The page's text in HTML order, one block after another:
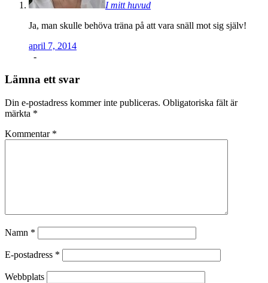
I mitt huvud
Ja, man skulle behöva träna på att vara snäll mot sig själv!
april 7, 2014
-
Lämna ett svar
Din e-postadress kommer inte publiceras. Obligatoriska fält är
märkta *
Kommentar *
Namn *
E-postadress *
Webbplats